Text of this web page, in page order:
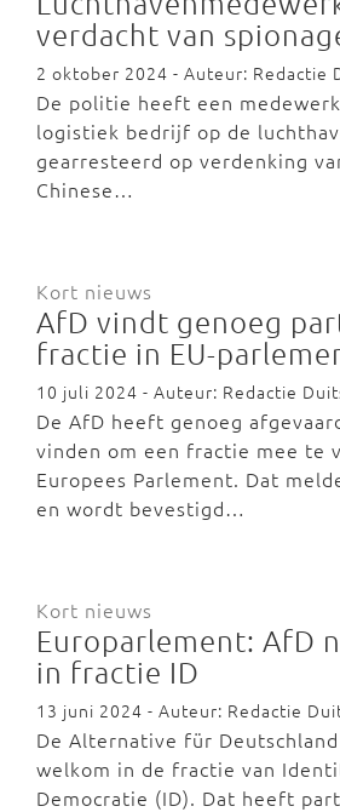
verdacht van
2 oktober 2024 - Auteur: Redactie
De politie heeft een
logistiek bedrijf op de
gearresteerd op verdenking
Chinese…
Kort nieuws
AfD vindt genoeg
fractie in EU-
10 juli 2024 - Auteur: Redactie
De AfD heeft genoeg
vinden om een fractie mee te
Europees Parlement. Dat
en wordt bevestigd…
Kort nieuws
Europarlement: AfD
in fractie ID
13 juni 2024 - Auteur: Redactie
De Alternative für
welkom in de fractie van
Democratie (ID). Dat heeft